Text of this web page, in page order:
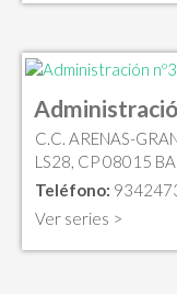
C.C. ARENAS-
LS28, CP 08015
Teléfono:
Ver series >